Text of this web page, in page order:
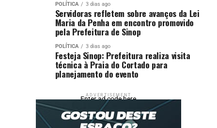
POLÍTICA 3 dias ago
Servidoras refletem sobre avanços da Lei
Maria da Penha em encontro promovido
pela Prefeitura de Sinop
POLÍTICA 3 dias ago
Festeja Sinop: Prefeitura realiza visita
técnica à Praia do Cortado para
planejamento do evento
ADVERTISEMENT
Enter ad code here